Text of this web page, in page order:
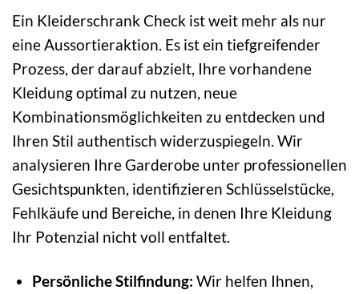
Ein Kleiderschrank Check ist weit mehr als nur
eine Aussortieraktion. Es ist ein tiefgreifender
Prozess, der darauf abzielt, Ihre vorhandene
Kleidung optimal zu nutzen, neue
Kombinationsmöglichkeiten zu entdecken und
Ihren Stil authentisch widerzuspiegeln. Wir
analysieren Ihre Garderobe unter professionellen
Gesichtspunkten, identifizieren Schlüsselstücke,
Fehlkäufe und Bereiche, in denen Ihre Kleidung
Ihr Potenzial nicht voll entfaltet.
Persönliche Stilfindung: Wir helfen Ihnen,